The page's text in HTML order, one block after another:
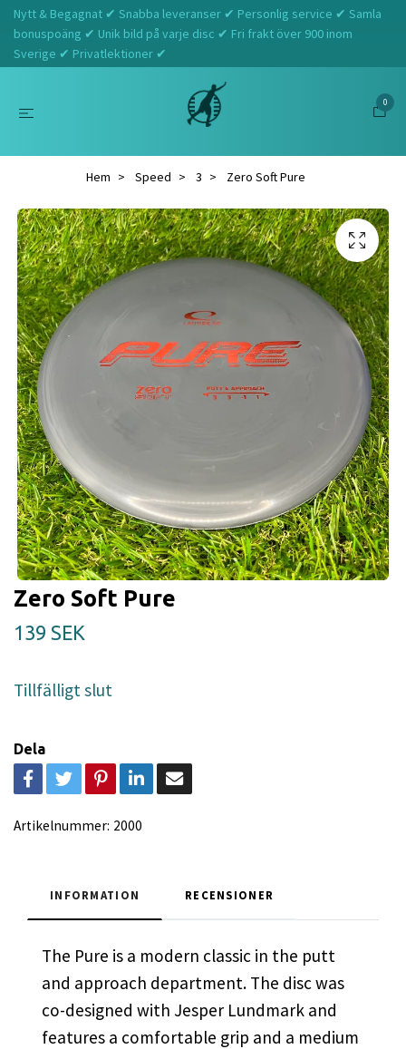
Nytt & Begagnat ✔ Snabba leveranser ✔ Personlig service ✔ Samla
bonuspoäng ✔ Unik bild på varje disc ✔ Fri frakt över 900 inom
Sverige ✔ Privatlektioner ✔
0
Hem Speed 3 Zero Soft Pure
Zero Soft Pure
139 SEK
Tillfälligt slut
Dela
Artikelnummer: 2000
INFORMATION RECENSIONER
The Pure is a modern classic in the putt
and approach department. The disc was
co-designed with Jesper Lundmark and
features a comfortable grip and a medium